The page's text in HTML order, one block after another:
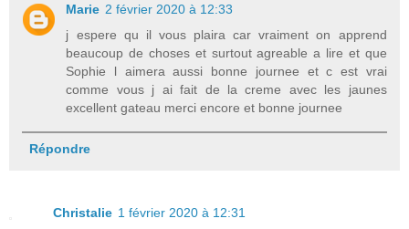
Marie 2 février 2020 à 12:33
j espere qu il vous plaira car vraiment on apprend
beaucoup de choses et surtout agreable a lire et que
Sophie l aimera aussi bonne journee et c est vrai
comme vous j ai fait de la creme avec les jaunes
excellent gateau merci encore et bonne journee
Répondre
Christalie 1 février 2020 à 12:31